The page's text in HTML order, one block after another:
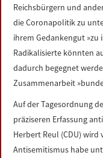
Reichsbürgern und
die Coronapolitik zu
ihrem Gedankengut
Radikalisierte könnten
dadurch begegnet
Zusammenarbeit
Auf der Tagesordnung
präziseren Erfassung
Herbert Reul (CDU) wird
Antisemitismus habe